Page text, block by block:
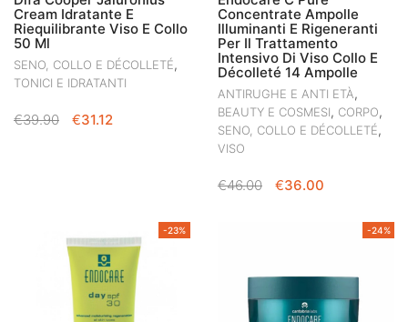
Cream Idratante E
Riequilibrante Viso E Collo
50 Ml
SENO, COLLO E DÉCOLLETÉ,
TONICI E IDRATANTI
€39.90
IL
€31.12
Concentrate Ampolle
Illuminanti E Rigeneranti
Per Il Trattamento
Intensivo Di Viso Collo E
Décolleté 14 Ampolle
ANTIRUGHE E ANTI ETÀ,
BEAUTY E COSMESI, CORPO,
SENO, COLLO E DÉCOLLETÉ,
VISO
€46.00
IL
€36.00
ATTUALE
-23% -24%